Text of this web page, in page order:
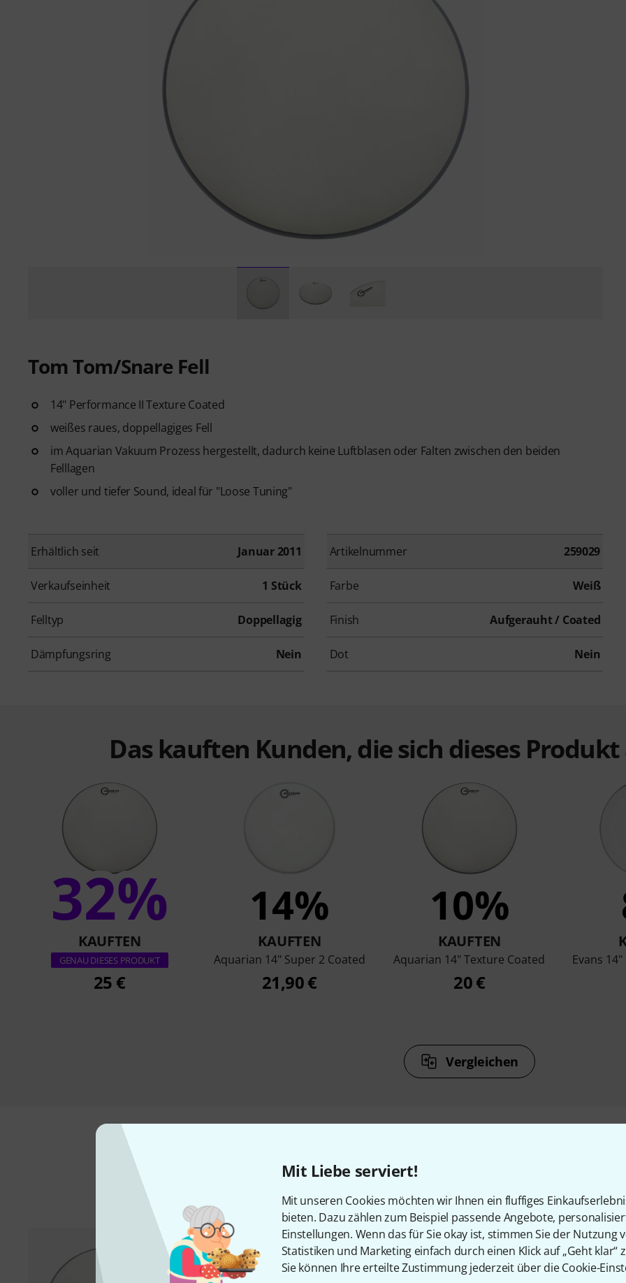
Mit Liebe serviert!
Mit unseren Cookies möchten wir Ihnen ein fluffiges
bieten. Dazu zählen zum Beispiel passende Angebote,
Einstellungen. Wenn das für Sie okay ist, stimmen Sie der Nutzung
Statistiken und Marketing einfach durch einen Klick auf „Geht klar“
Sie können Ihre erteilte Zustimmung jederzeit über die Cookie-
Tom Tom/Snare Fell
14" Performance II Texture Coated
weißes raues, doppellagiges Fell
im Aquarian Vakuum Prozess hergestellt, dadurch keine Luftblasen oder Falten zwischen den beiden
Felllagen
voller und tiefer Sound, ideal für "Loose Tuning"
Erhältlich seit Januar 2011 Artikelnummer 259029
Verkaufseinheit 1 Stück Farbe Weiß
Felltyp Doppellagig Finish Aufgerauht / Coated
Dämpfungsring Nein Dot Nein
Das kauften Kunden, die sich dieses
32%
KAUFTEN
GENAU DIESES PRODUKT
25 €
14%
KAUFTEN
Aquarian 14" Super 2 Coated
21,90 €
10%
KAUFTEN
Aquarian 14" Texture Coated
20 €
Evans
Vergleichen
Zubehör & passende Artikel